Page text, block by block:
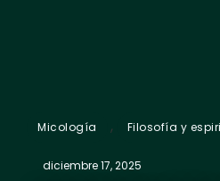
Micología , Filosofía y
diciembre 17, 2025